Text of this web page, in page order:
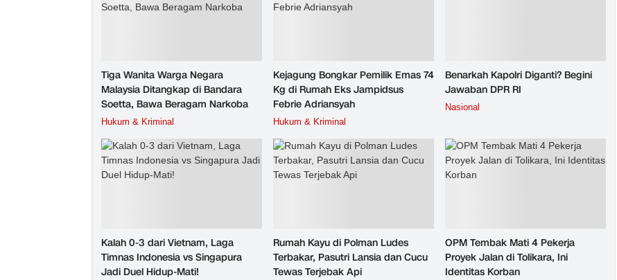
Tiga Wanita Warga Negara
Malaysia Ditangkap di Bandara
Soetta, Bawa Beragam Narkoba
Hukum & Kriminal
Kejagung Bongkar Pemilik Emas 74
Kg di Rumah Eks Jampidsus
Febrie Adriansyah
Hukum & Kriminal
Benarkah Kapolri Diganti? Begini
Jawaban DPR RI
Nasional
Kalah 0-3 dari Vietnam, Laga
Timnas Indonesia vs Singapura
Jadi Duel Hidup-Mati!
Rumah Kayu di Polman Ludes
Terbakar, Pasutri Lansia dan Cucu
Tewas Terjebak Api
OPM Tembak Mati 4 Pekerja
Proyek Jalan di Tolikara, Ini
Identitas Korban